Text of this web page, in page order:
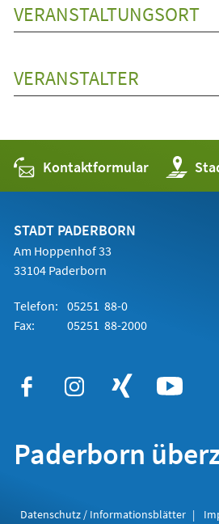
VERANSTALTUNGSORT
VERANSTALTER
Kontaktformular (Öffnet
in
einem
STADT PADERBORN
Am Hoppenhof 33
33104 Paderborn
Telefon: 05251 88-0
Fax:
05251 88-2000
Paderborn
Datenschutz / Informationsblätter